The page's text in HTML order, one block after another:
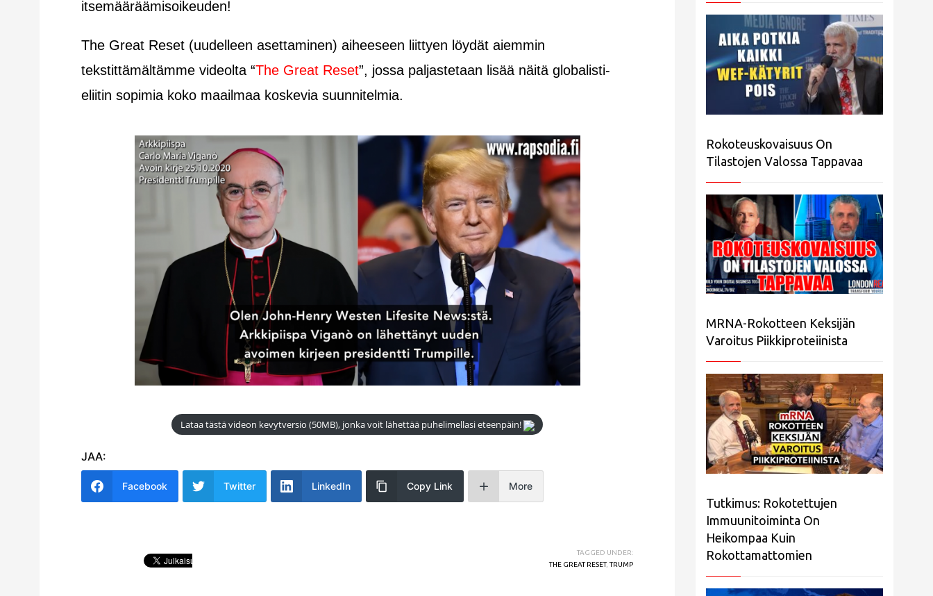
itsemääräämisoikeuden!
The Great Reset (uudelleen asettaminen) aiheeseen liittyen löydät aiemmin
tekstittämältämme videolta “The Great Reset”, jossa paljastetaan lisää näitä globalisti-
eliitin sopimia koko maailmaa koskevia suunnitelmia.
Lataa tästä videon kevytversio (50MB), jonka voit lähettää puhelimellasi eteenpäin!
JAA:
Facebook Twitter LinkedIn Copy Link More
TAGGED UNDER:
THE GREAT RESET,TRUMP
Rokoteuskovaisuus On
Tilastojen Valossa Tappavaa
MRNA-Rokotteen Keksijän
Varoitus Piikkiproteiinista
Tutkimus: Rokotettujen
Immuunitoiminta On
Heikompaa Kuin
Rokottamattomien